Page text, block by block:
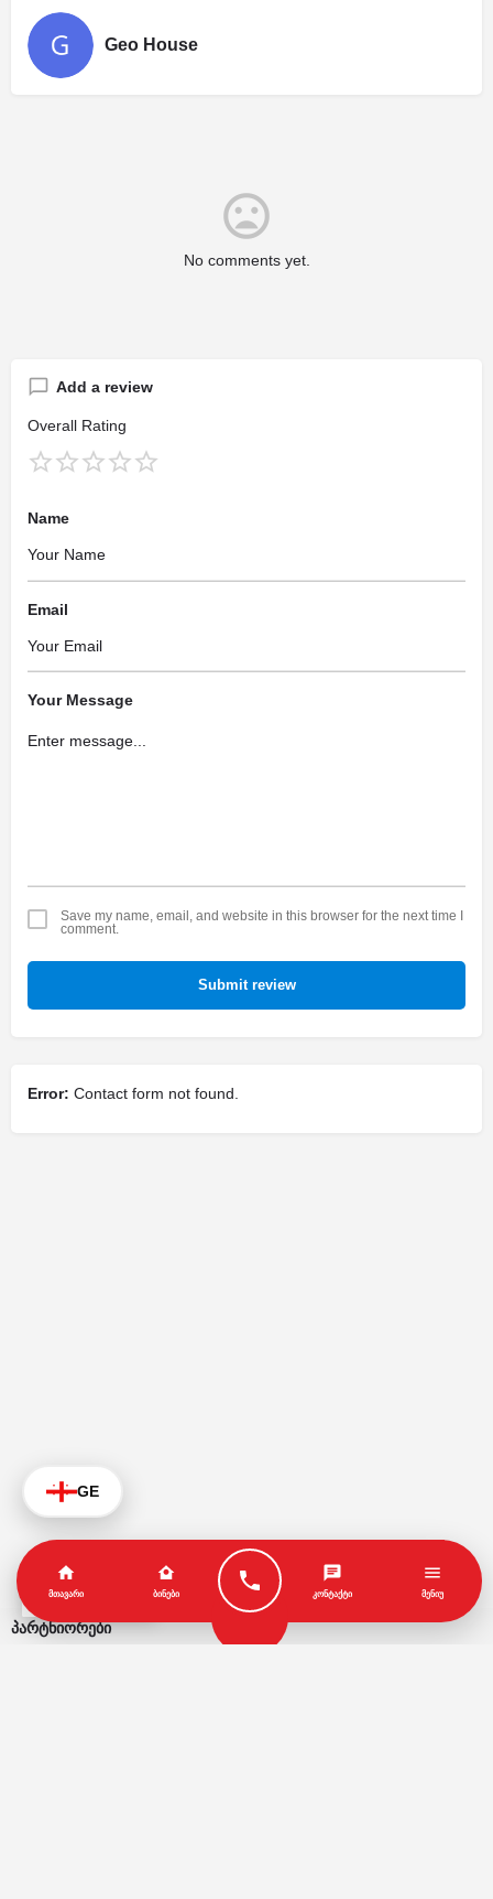
Geo House
No comments yet.
Add a review
Overall Rating
Name
Email
Your Message
Save my name, email, and website in this browser for the next time I
comment.
Submit review
Error: Contact form not found.
პარტნიორები
GE
ᲛᲗᲐᲕᲐᲠᲘ ᲑᲘᲜᲔᲑᲘ ᲙᲝᲜᲢᲐᲥᲢᲘ ᲛᲔᲜᲘᲣ